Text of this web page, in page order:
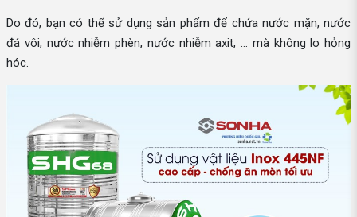
Do đó, bạn có thể sử dụng sản phẩm để chứa nước mặn, nước
đá vôi, nước nhiễm phèn, nước nhiễm axit, … mà không lo hỏng
hóc.